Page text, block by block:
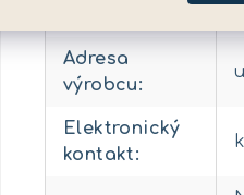
Adresa
výrobcu:
Elektronický
kontakt: